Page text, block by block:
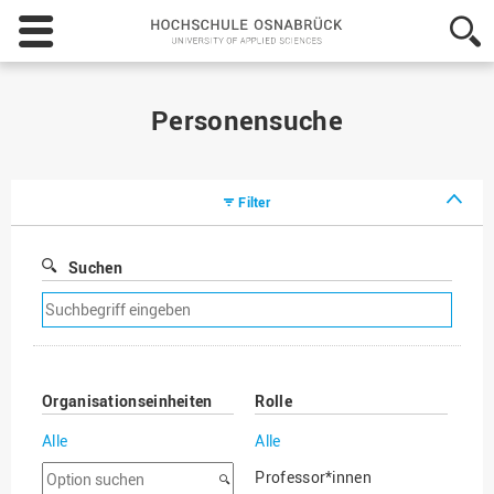
Hochschule
Osnabrück
-
Personensuche
Filter
Suchen
Suchfilter
entfernen
Organisationseinheiten
Alle
Option
Rolle
Alle
Professor*innen